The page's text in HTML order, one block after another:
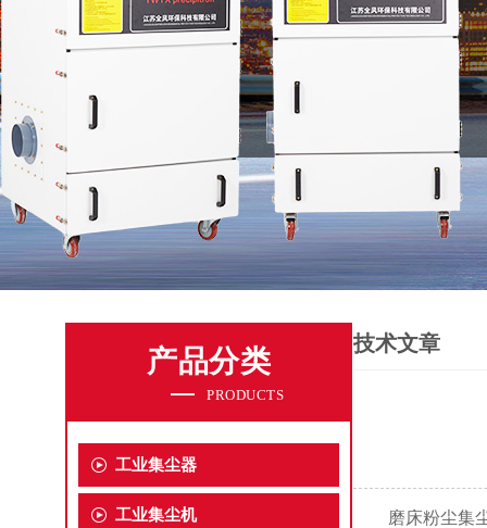
产品分类
PRODUCTS
工业集尘器
工业集尘机
技术文章
磨床粉尘集尘